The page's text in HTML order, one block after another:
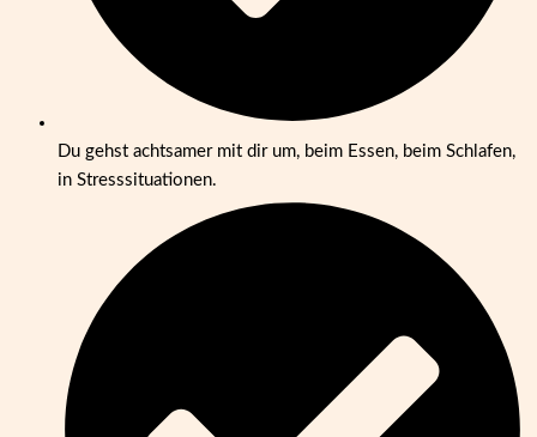
Du gehst achtsamer mit dir um, beim Essen, beim Schlafen,
in Stresssituationen.